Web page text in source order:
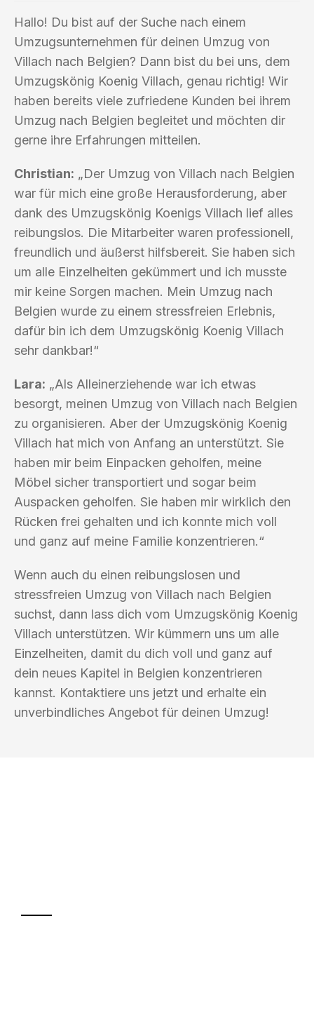
Hallo! Du bist auf der Suche nach einem
Umzugsunternehmen für deinen Umzug von
Villach nach Belgien? Dann bist du bei uns, dem
Umzugskönig Koenig Villach, genau richtig! Wir
haben bereits viele zufriedene Kunden bei ihrem
Umzug nach Belgien begleitet und möchten dir
gerne ihre Erfahrungen mitteilen.
Christian: „Der Umzug von Villach nach Belgien
war für mich eine große Herausforderung, aber
dank des Umzugskönig Koenigs Villach lief alles
reibungslos. Die Mitarbeiter waren professionell,
freundlich und äußerst hilfsbereit. Sie haben sich
um alle Einzelheiten gekümmert und ich musste
mir keine Sorgen machen. Mein Umzug nach
Belgien wurde zu einem stressfreien Erlebnis,
dafür bin ich dem Umzugskönig Koenig Villach
sehr dankbar!“
Lara: „Als Alleinerziehende war ich etwas
besorgt, meinen Umzug von Villach nach Belgien
zu organisieren. Aber der Umzugskönig Koenig
Villach hat mich von Anfang an unterstützt. Sie
haben mir beim Einpacken geholfen, meine
Möbel sicher transportiert und sogar beim
Auspacken geholfen. Sie haben mir wirklich den
Rücken frei gehalten und ich konnte mich voll
und ganz auf meine Familie konzentrieren.“
Wenn auch du einen reibungslosen und
stressfreien Umzug von Villach nach Belgien
suchst, dann lass dich vom Umzugskönig Koenig
Villach unterstützen. Wir kümmern uns um alle
Einzelheiten, damit du dich voll und ganz auf
dein neues Kapitel in Belgien konzentrieren
kannst. Kontaktiere uns jetzt und erhalte ein
unverbindliches Angebot für deinen Umzug!